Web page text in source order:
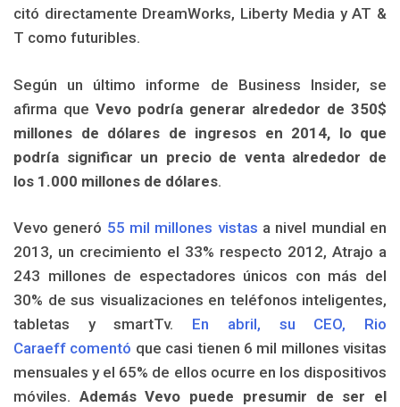
citó directamente DreamWorks, Liberty Media y AT &
T como futuribles.
Según un último informe de Business Insider, se
afirma que Vevo podría generar alrededor de 350$
millones de dólares de ingresos en 2014, lo que
podría significar un precio de venta alrededor de
los 1.000 millones de dólares.
Vevo generó 55 mil millones vistas a nivel mundial en
2013, un crecimiento el 33% respecto 2012, Atrajo a
243 millones de espectadores únicos con más del
30% de sus visualizaciones en teléfonos inteligentes,
tabletas y smartTv. En abril, su CEO, Rio
Caraeff comentó que casi tienen 6 mil millones visitas
mensuales y el 65% de ellos ocurre en los dispositivos
móviles. Además Vevo puede presumir de ser el